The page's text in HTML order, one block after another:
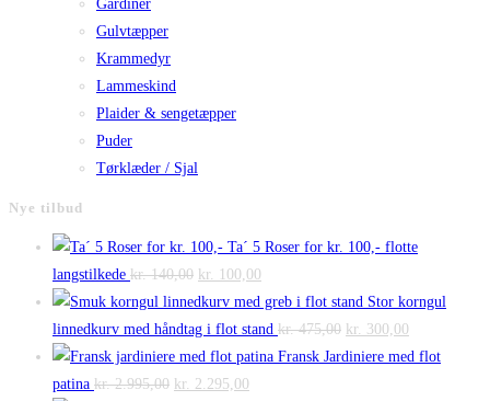
Gardiner
Gulvtæpper
Krammedyr
Lammeskind
Plaider & sengetæpper
Puder
Tørklæder / Sjal
Nye tilbud
Ta´ 5 Roser for kr. 100,- flotte
langstilkede kr.140,00 Den
oprindelige
pris
var:
kr. 140,00.
kr. 100,00
aktuelle
pris
er:
Stor korngul
linnedkurv med håndtag i flot stand kr.475,00 Den
oprindelige
kr. 300,00
aktuelle
Fransk Jardiniere med flot
patina kr.2.995,00 Den
kr. 2.295,00